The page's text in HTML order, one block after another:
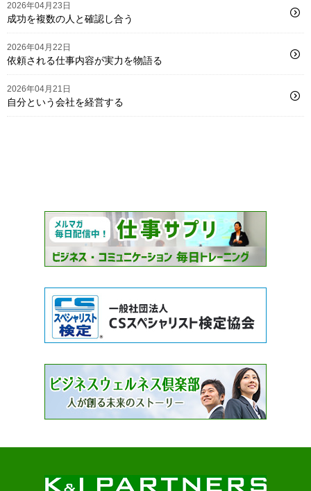
2026年04月23日
成功を複数の人と確認し合う
2026年04月22日
依頼される仕事内容が実力を物語る
2026年04月21日
自分という会社を経営する